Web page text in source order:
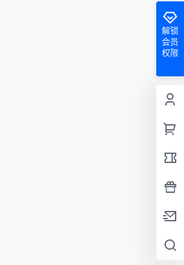
解锁
会员
权限